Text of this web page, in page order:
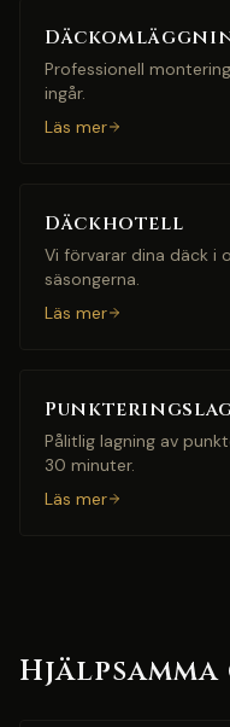
Professionell
ingår.
Läs mer
Däckhotell
Vi förvarar dina däck i
säsongerna.
Läs mer
Pålitlig lagning av
30 minuter.
Läs mer